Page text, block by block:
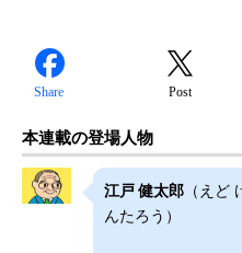
Share Post
本連載の登場人物
江戸 健太郎 （えど
んたろう）